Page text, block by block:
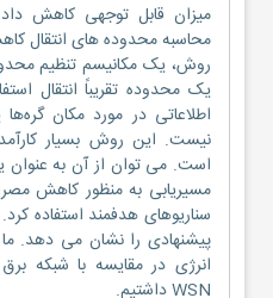
میزان قابل توجهی کاهش
محاسبه محدوده های انتقال
روش، یک مکانیسم تنظیم
یک محدوده تقریباً انتقال
اطلاعاتی در مورد مکان
نیست. این روش بسیار
است. می توان از آن به عنوان
مسیریابی به منظور کاهش
سناریوهای هدفمند استفاده
انرژی در مقایسه با شبکه
WSN داشتیم.